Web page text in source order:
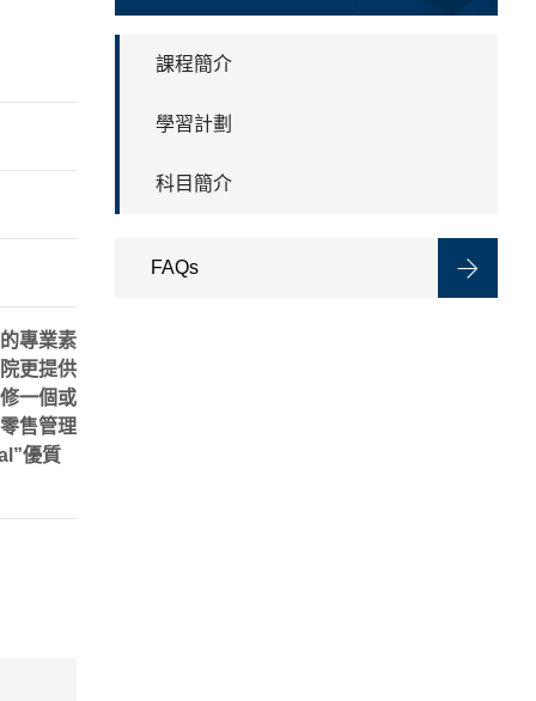
專業素
更提供
一個或
售管理
優質
課程簡介
學習計劃
科目簡介
FAQs